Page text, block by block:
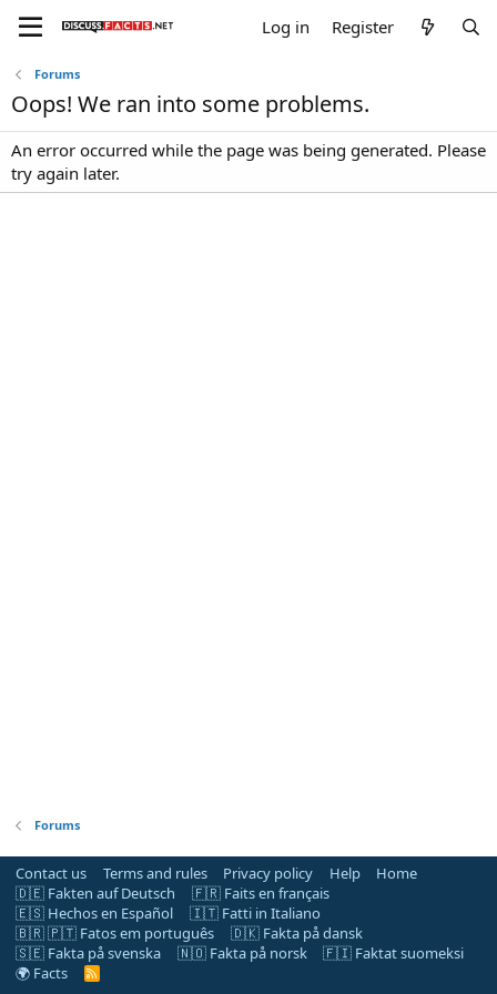
Log in Register
Forums
Oops! We ran into some problems.
An error occurred while the page was being generated. Please
try again later.
Forums
Contact us Terms and rules Privacy policy Help
Home
🇩🇪 Fakten auf Deutsch
🇫🇷 Faits en français
🇪🇸 Hechos en Español
🇮🇹 Fatti in Italiano
🇧🇷 🇵🇹 Fatos em português
🇩🇰 Fakta på dansk
🇸🇪 Fakta på svenska
🇳🇴 Fakta på norsk
🇫🇮 Faktat suomeksi
🌍 Facts
R